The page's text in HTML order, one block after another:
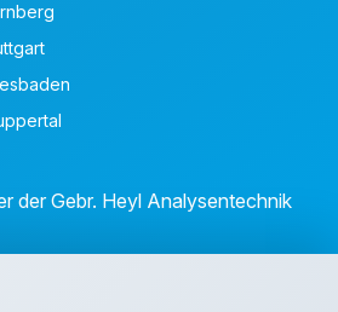
der Gebr. Heyl Analysentechnik